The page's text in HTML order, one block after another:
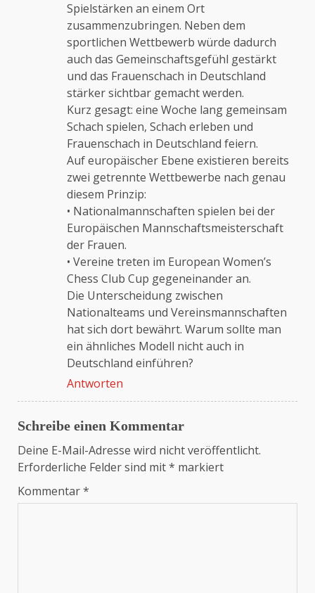
Spielstärken an einem Ort
zusammenzubringen. Neben dem
sportlichen Wettbewerb würde dadurch
auch das Gemeinschaftsgefühl gestärkt
und das Frauenschach in Deutschland
stärker sichtbar gemacht werden.
Kurz gesagt: eine Woche lang gemeinsam
Schach spielen, Schach erleben und
Frauenschach in Deutschland feiern.
Auf europäischer Ebene existieren bereits
zwei getrennte Wettbewerbe nach genau
diesem Prinzip:
• Nationalmannschaften spielen bei der
Europäischen Mannschaftsmeisterschaft
der Frauen.
• Vereine treten im European Women’s
Chess Club Cup gegeneinander an.
Die Unterscheidung zwischen
Nationalteams und Vereinsmannschaften
hat sich dort bewährt. Warum sollte man
ein ähnliches Modell nicht auch in
Deutschland einführen?
Antworten
Schreibe einen Kommentar
Deine E-Mail-Adresse wird nicht veröffentlicht.
Erforderliche Felder sind mit* markiert
Kommentar*